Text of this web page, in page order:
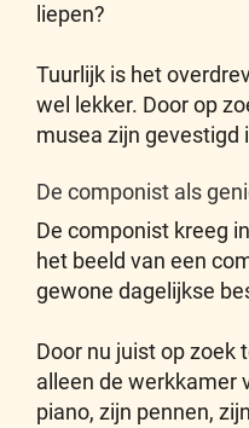
liepen?
Tuurlijk is het
wel lekker. Door op
musea zijn gevestigd
De componist als
De componist kreeg
het beeld van een
gewone dagelijkse
Door nu juist op zoek
alleen de werkkamer
piano, zijn pennen,